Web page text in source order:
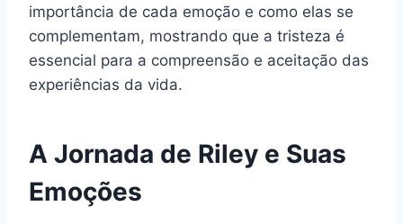
importância de cada emoção e como elas se
complementam, mostrando que a tristeza é
essencial para a compreensão e aceitação das
experiências da vida.
A Jornada de Riley e Suas
Emoções